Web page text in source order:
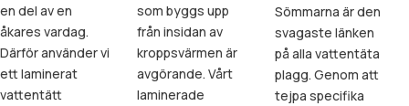
en del av en
åkares vardag.
Därför använder vi
ett laminerat
vattentätt
som byggs upp
från insidan av
kroppsvärmen är
avgörande. Vårt
laminerade
Sömmarna är den
svagaste länken
på alla vattentäta
plagg. Genom att
tejpa specifika